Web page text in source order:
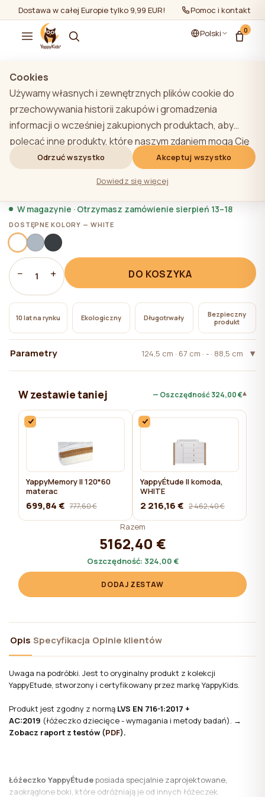
Dostawa w całej Europie tylko 9,99 EUR! Pomoc i kontakt
Polski 0
Pokaż wszystko
Łóżeczko YappyÉtude, WHITE
★★★★★
★★★★★4,9 (22)
2 246,40 zł
W magazynie · Otrzymasz zamówienie sierpień 13–18
DOSTĘPNE KOLORY — WHITE
− 1 + DO KOSZYKA
10 lat na rynku Ekologiczny Długotrwały
Bezpieczny
produkt
Parametry 124,5 сm · 67 сm · - · 88,5 сm
W zestawie taniej — Oszczędność324,00 €▾
YappyMemory II 120*60
materac
699,84 € 777,60 €
YappyÉtude II komoda,
WHITE
2 216,16 € 2 462,40 €
Razem
5162,40 €
Oszczędność: 324,00 €
DODAJ ZESTAW
Opis Specyfikacja Opinie klientów
Uwaga na podróbki. Jest to oryginalny produkt z kolekcji
YappyEtude, stworzony i certyfikowany przez markę YappyKids.
Produkt jest zgodny z normą LVS EN 716-1:2017 +
AC:2019 (łóżeczko dziecięce - wymagania i metody badań). →
Zobacz raport z testów (PDF).
Łóżeczko YappyÉtude posiada specjalnie zaprojektowane,
zaokrąglone boki, które odróżniają je od innych łóżeczek.
Cookies
Używamy własnych i zewnętrznych plików cookie do
przechowywania historii zakupów i gromadzenia
informacji o wcześniej zakupionych produktach, aby
polecać inne produkty, które naszym zdaniem mogą Cię
zainteresować. Aby dowiedzieć się więcej o naszej
polityce plików cookie, kliknij przycisk "Dowiedz się
więcej". Użytkownik może wyrazić zgodę na wszystkie
pliki cookie, klikając przycisk "Akceptuj wszystko" lub
odrzucić je, klikając przycisk "Odrzuć wszystko". Jeśli
użytkownik witryny kliknie przycisk "Odrzuć wszystkie",
na stronie internetowej przechowywane są techniczne
pliki cookie niezbędne do działania witryny, których
użycie nie wymaga zgody użytkownika.
Odrzuć wszystko Akceptuj wszystko
Dowiedz się więcej